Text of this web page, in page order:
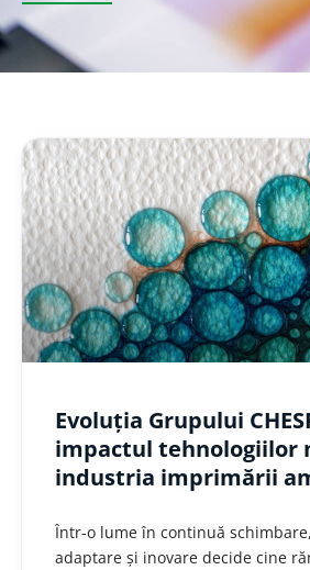
Evoluția Grupului
impactul tehnologiilor
industria imprimării
Într-o lume în continuă
adaptare și inovare decide cine